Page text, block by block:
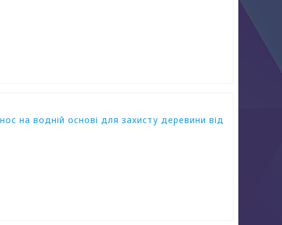
на водній основі для захисту деревини від